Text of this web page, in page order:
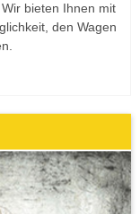
bieten Ihnen mit
den Wagen